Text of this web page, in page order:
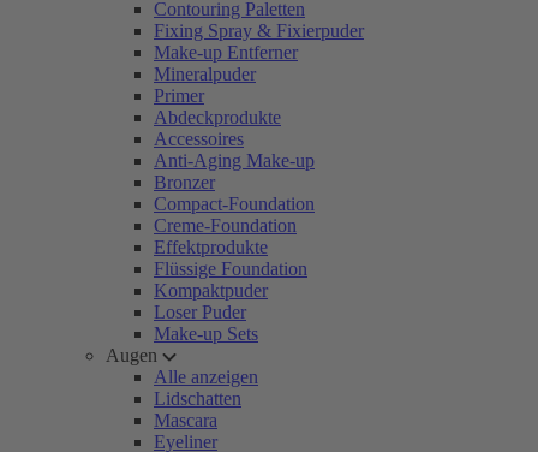
Contouring Paletten
Fixing Spray & Fixierpuder
Make-up Entferner
Mineralpuder
Primer
Abdeckprodukte
Accessoires
Anti-Aging Make-up
Bronzer
Compact-Foundation
Creme-Foundation
Effektprodukte
Flüssige Foundation
Kompaktpuder
Loser Puder
Make-up Sets
Augen
Alle anzeigen
Lidschatten
Mascara
Eyeliner